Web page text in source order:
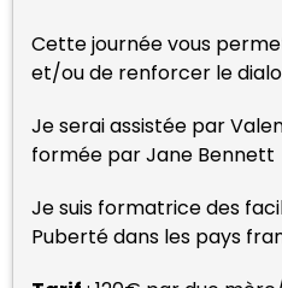
Cette journée vous
et/ou de renforcer le
Je serai assistée par
formée par Jane Bennett
Je suis formatrice des
Puberté dans les pays